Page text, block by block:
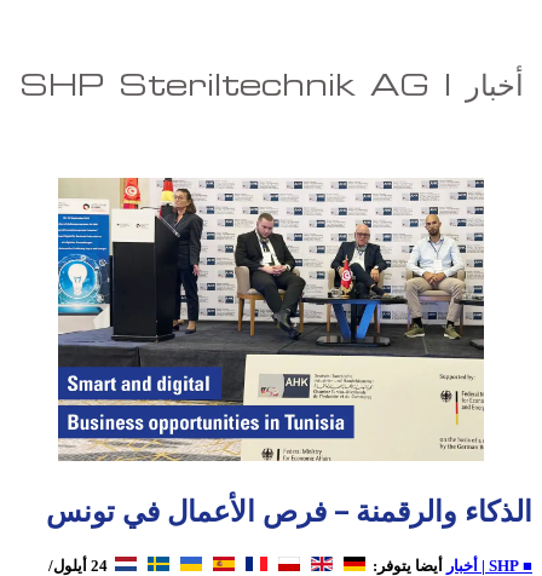
أخبار | SHP Steriltechnik AG
الذكاء والرقمنة – فرص الأعمال في تونس
■ SHP | أخبار أيضا يتوفر:
24 أيلول/